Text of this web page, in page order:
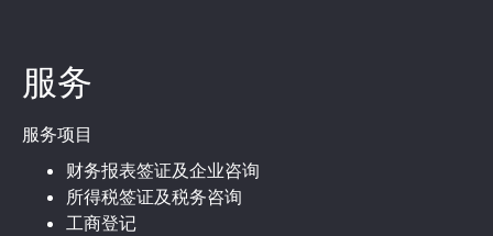
服务
服务项目
财务报表签证及企业咨询
所得税签证及税务咨询
工商登记